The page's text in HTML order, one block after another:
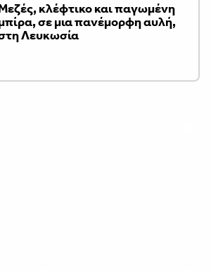
κλέφτικο και παγωμένη
σε μια πανέμορφη αυλή,
Λευκωσία